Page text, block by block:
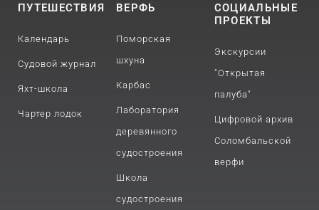
ПУТЕШЕСТВИЯ
Календарь
Судовой журнал
Яхт-школа
Чартер лодок
ВЕРФЬ
Поморская
шхуна
Карбас
Лаборатория
деревянного
судостроения
Школа
судостроения
СОЦИАЛЬНЫЕ
ПРОЕКТЫ
Экскурсии
"Открытая
палуба"
Цифровой архив
Соломбальской
верфи